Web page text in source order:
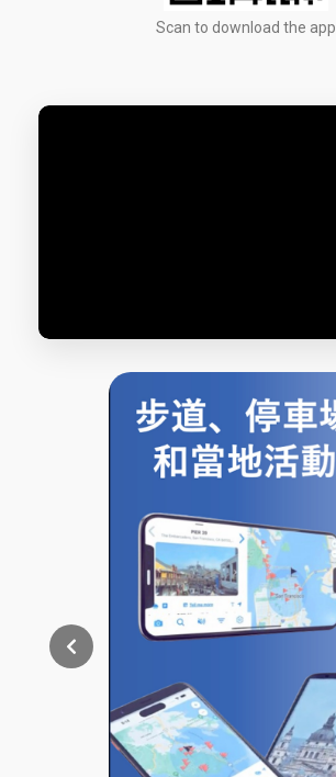
Scan to download the app